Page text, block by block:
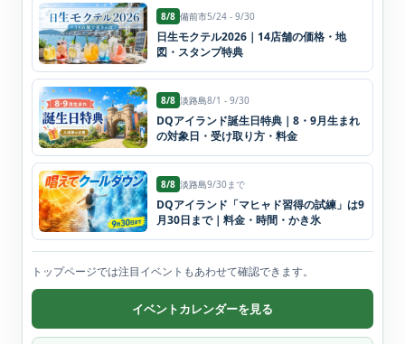
8/8 備前市5/24 - 9/30
日生モクテル2026｜14店舗の価格・地
図・スタンプ特典
8/8 淡路島8/1 - 9/30
DQアイランド誕生日特典｜8・9月生まれ
の対象日・受け取り方・料金
8/8 淡路島9/30まで
DQアイランド「マヒャド習得の試練」は9
月30日まで｜料金・時間・かき氷
トップページでは注目イベントもあわせて確認できます。
イベントカレンダーを見る